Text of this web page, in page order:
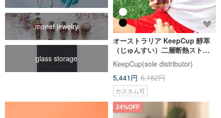
monet jewelry
glass storage
オーストラリア KeepCup 醇萃
（じゅんすい）二層断熱ストロ
ーカップ L / 全 2 色
KeepCup(sole distributor)
5,441円 6,182円
カスタム可
24%OFF